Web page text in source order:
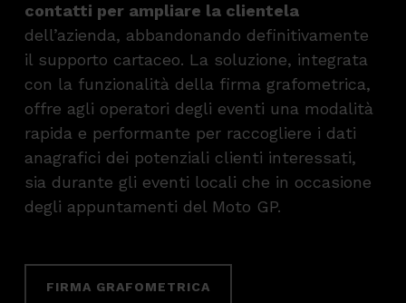
contatti per ampliare la clientela
dell’azienda, abbandonando definitivamente
il supporto cartaceo. La soluzione, integrata
con la funzionalità della firma grafometrica,
offre agli operatori degli eventi una modalità
rapida e performante per raccogliere i dati
anagrafici dei potenziali clienti interessati,
sia durante gli eventi locali che in occasione
degli appuntamenti del Moto GP.
FIRMA GRAFOMETRICA